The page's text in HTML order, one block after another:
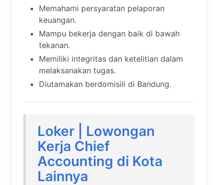
Memahami persyaratan pelaporan
keuangan.
Mampu bekerja dengan baik di bawah
tekanan.
Memiliki integritas dan ketelitian dalam
melaksanakan tugas.
Diutamakan berdomisili di Bandung.
Loker | Lowongan
Kerja Chief
Accounting di Kota
Lainnya